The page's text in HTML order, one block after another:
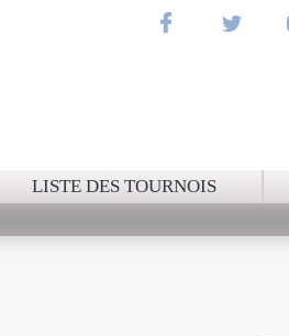
LISTE DES TOURNOIS